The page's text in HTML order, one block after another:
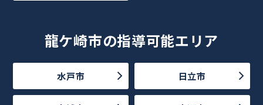
龍ケ崎市の指導可能エリア
水戸市 日立市